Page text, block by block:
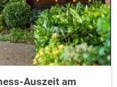
Auszeit am